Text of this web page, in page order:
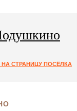
НА СТРАНИЦУ ПОСЁЛКА